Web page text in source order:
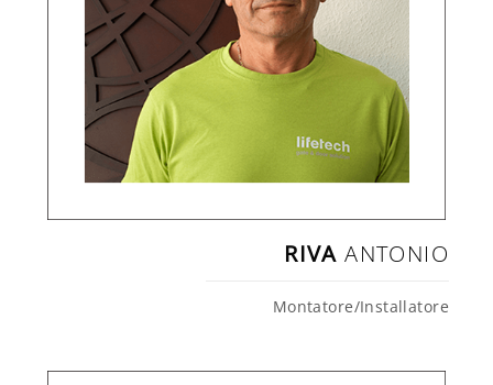
RIVA ANTONIO
Montatore/Installatore